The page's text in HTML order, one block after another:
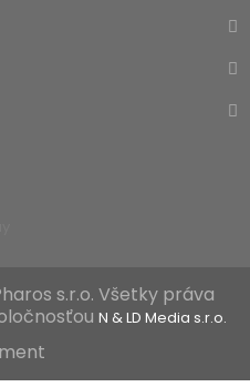
s.r.o. Všetky práva
N & LD Media s.r.o.